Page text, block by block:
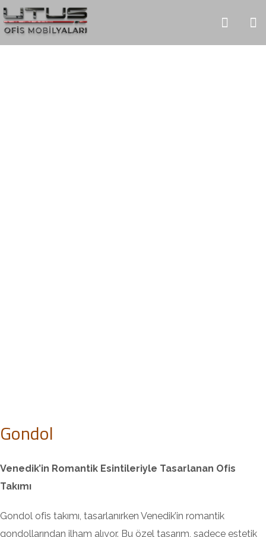
Gondol
Venedik’in Romantik Esintileriyle Tasarlanan Ofis
Takımı
Gondol ofis takımı, tasarlanırken Venedik’in romantik
gondollarından ilham alıyor. Bu özel tasarım, sadece estetik